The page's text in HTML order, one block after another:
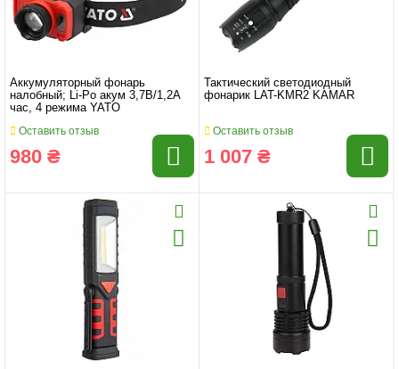
Аккумуляторный фонарь
налобный; Li-Po акум 3,7B/1,2А
час, 4 режима YATO
Оставить отзыв
980 ₴
Тактический светодиодный
фонарик LAT-KMR2 KAMAR
Оставить отзыв
1 007 ₴